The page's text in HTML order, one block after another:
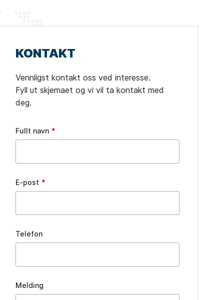
KONTAKT
Vennligst kontakt oss ved interesse.
Fyll ut skjemaet og vi vil ta kontakt med
deg.
this
Fullt navn
E-post
Telefon
Melding